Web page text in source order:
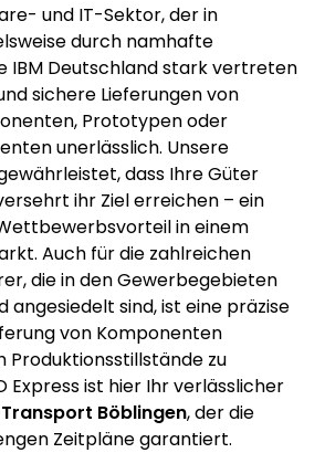
und IT-Sektor, der in
durch namhafte
IBM Deutschland stark vertreten
sichere Lieferungen von
Prototypen oder
unerlässlich. Unsere
dass Ihre Güter
ihr Ziel erreichen – ein
in einem
Auch für die zahlreichen
die in den Gewerbegebieten
angesiedelt sind, ist eine präzise
von Komponenten
Produktionsstillstände zu
Express ist hier Ihr verlässlicher
Böblingen, der die
Zeitpläne garantiert.